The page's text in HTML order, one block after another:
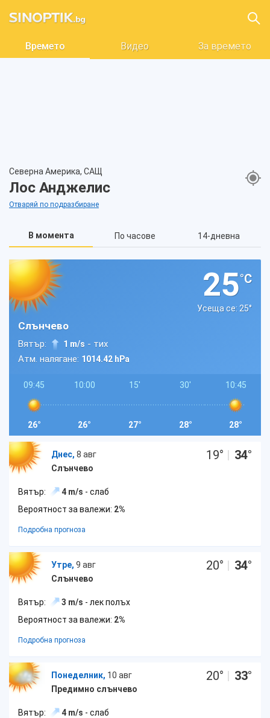
Времето Видео За времето
Северна Америка, САЩ
Лос Анджелис
Отваряй по подразбиране
В момента По часове 14-дневна
25°C
Усеща се: 25°
Слънчево
Вятър: 1 m/s - тих
Атм. налягане: 1014.42 hPa
09:45
26°
10:00
26°
15'
27°
30'
28°
10:45
28°
Днес, 8 авг
Слънчево
19° | 34°
Вятър: 4 m/s - слаб
Вероятност за валежи: 2%
Подробна прогноза
Утре, 9 авг
Слънчево
20° | 34°
Вятър: 3 m/s - лек полъх
Вероятност за валежи: 2%
Подробна прогноза
Понеделник, 10 авг
Предимно слънчево
20° | 33°
Вятър: 4 m/s - слаб